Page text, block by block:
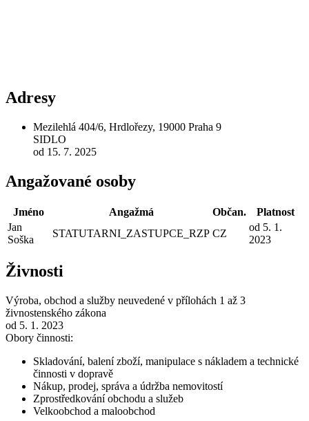
Adresy
Mezilehlá 404/6, Hrdlořezy, 19000 Praha 9
SIDLO
od 15. 7. 2025
Angažované osoby
Jméno Angažmá Občan.
Platnost
Jan
Soška
STATUTARNI_ZASTUPCE_RZP CZ
od 5. 1.
2023
Živnosti
Výroba, obchod a služby neuvedené v přílohách 1 až 3
živnostenského zákona
od 5. 1. 2023
Obory činnosti:
Skladování, balení zboží, manipulace s nákladem a technické
činnosti v dopravě
Nákup, prodej, správa a údržba nemovitostí
Zprostředkování obchodu a služeb
Velkoobchod a maloobchod